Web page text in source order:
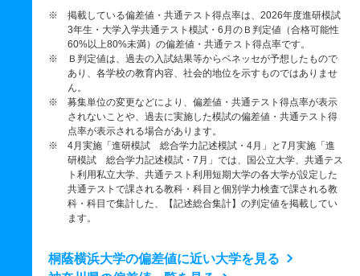
※ 掲載している偏差値・共通テスト得点率は、2026年度進研模試
3年生・大学入学共通テスト模試・6月のＢ判定値（合格可能性
60%以上80%未満）の偏差値・共通テスト得点率です。
※ Ｂ判定値は、過去の入試結果等からベネッセが予想したもので
あり、各学校の教育内容、社会的地位を示すものではありませ
ん。
※ 募集単位の変更などにより、偏差値・共通テスト得点率が表示
されないことや、過去に実施した模試の偏差値・共通テスト得
点率が表示される場合があります。
※ 4月実施「進研模試 総合学力記述模試・4月」と7月実施「進
研模試 総合学力記述模試・7月」では、国公立大学、共通テス
ト利用私立大学、共通テスト利用短期大学の各大学が設定した
共通テストで課される教科・科目と個別学力検査で課される教
科・科目で集計した、【記述総合集計】の判定値を掲載してい
ます。
桐蔭横浜大学の偏差値に近い大学を見る